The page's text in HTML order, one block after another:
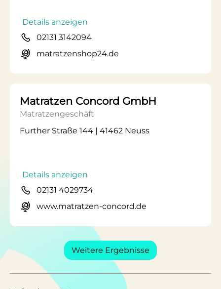
Details anzeigen
02131 3142094
matratzenshop24.de
Matratzen Concord GmbH
Matratzengeschäft
Further Straße 144 | 41462 Neuss
Details anzeigen
02131 4029734
www.matratzen-concord.de
Weitere Ergebnisse